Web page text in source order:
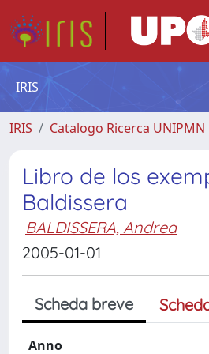
IRIS
IRIS Catalogo Ricerca UNIPMN
Libro de los
Baldissera
BALDISSERA, Andrea
2005-01-01
Scheda breve
Anno